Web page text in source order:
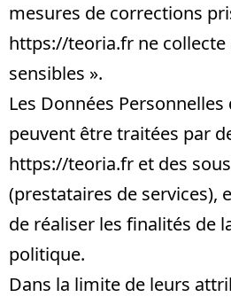
mesures de corrections
https://teoria.fr ne collecte
sensibles ».
Les Données Personnelles
peuvent être traitées par
https://teoria.fr et des
(prestataires de services),
de réaliser les finalités de
politique.
Dans la limite de leurs